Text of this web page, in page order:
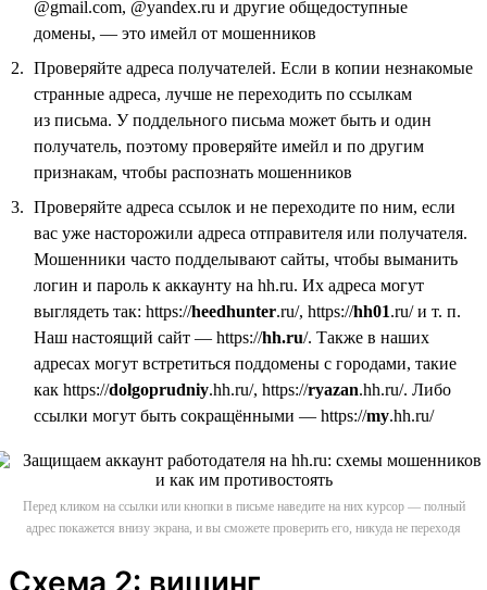
@gmail.com, @yandex.ru и другие общедоступные
домены, — это имейл от мошенников
Проверяйте адреса получателей. Если в копии незнакомые
странные адреса, лучше не переходить по ссылкам
из письма. У поддельного письма может быть и один
получатель, поэтому проверяйте имейл и по другим
признакам, чтобы распознать мошенников
Проверяйте адреса ссылок и не переходите по ним, если
вас уже насторожили адреса отправителя или получателя.
Мошенники часто подделывают сайты, чтобы выманить
логин и пароль к аккаунту на hh.ru. Их адреса могут
выглядеть так: https://heedhunter.ru/, https://hh01.ru/ и т. п.
Наш настоящий сайт — https://hh.ru/. Также в наших
адресах могут встретиться поддомены с городами, такие
как https://dolgoprudniy.hh.ru/, https://ryazan.hh.ru/. Либо
ссылки могут быть сокращёнными — https://my.hh.ru/
Перед кликом на ссылки или кнопки в письме наведите на них курсор — полный
адрес покажется внизу экрана, и вы сможете проверить его, никуда не переходя
Схема 2: вишинг